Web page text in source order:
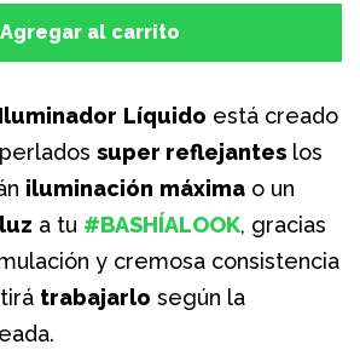
de
Agregar al carrito
Iluminador Líquido está creado
super reflejantes los
iluminación máxima o un
luz a tu #BASHÍALOOK, gracias
y cremosa consistencia
trabajarlo según la